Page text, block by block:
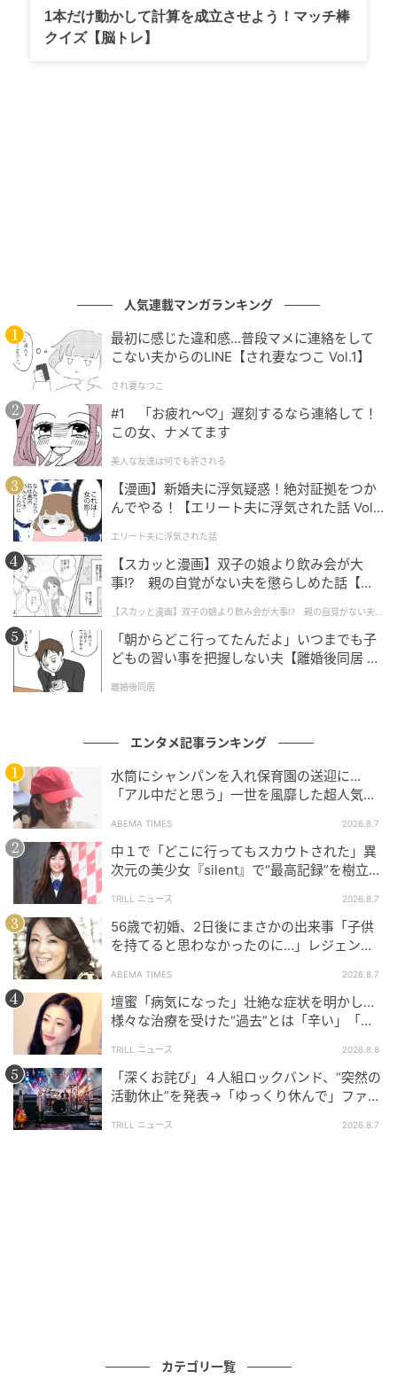
SNSの反応
前自分で作ったやつ妄想が現実になってえぐい」と長
年の夢が叶ったことに感極まる声や、純粋に「えぐ
い」「声出た」と圧倒されるファンが続出。歓喜の引
用リツイートがSNS上で拡散されています。
ライターコメント
緻密に構築されたファンタジーの世界観で音楽シーン
を牽引してきたSEKAI NO OWARI。そんな彼らが、装
飾を削ぎ落とした「THE FIRST TAKE」という真っ白な
空間に立つことに。結成から15年。数多の大舞台を経
験してきたバンドでさえ「新鮮」と語るそのヒリヒリ
とした緊張感は、SEKAI NO OWARIの音楽の骨格がい
かに強靭であるかを証明する場となるはずです。熟成
された4人の音楽が丸裸になるこの歴史的瞬間をこの目
に焼き付けたいと思います。
「おまんら踏みにじんなよ！」山口一郎、AN
Nリスナーに異例のかん口令！？母への噓で
〝地獄行き〟を覚悟した夜
の記事をもっとみる
1本だけ動かして計算を成立させよう！マッチ棒
クイズ【脳トレ】
人気連載マンガランキング
最初に感じた違和感…普段マメに連絡をして
こない夫からのLINE【され妻なつこ Vol.1】
され妻なつこ
#1 「お疲れ〜♡」遅刻するなら連絡して！
この女、ナメてます
美人な友達は何でも許される
【漫画】新婚夫に浮気疑惑！絶対証拠をつか
んでやる！【エリート夫に浮気された話 Vol.
エリート夫に浮気された話
【スカッと漫画】双子の娘より飲み会が大
事!? 親の自覚がない夫を懲らしめた話【第1
【スカッと漫画】双子の娘より飲み会が大事!? 親の自覚がない夫を
懲らしめた話
「朝からどこ行ってたんだよ」いつまでも子
どもの習い事を把握しない夫【離婚後同居 Vo
離婚後同居
エンタメ記事ランキング
水筒にシャンパンを入れ保育園の送迎に…
「アル中だと思う」一世を風靡した超人気タ
ABEMA TIMES 2026.8.7
中１で「どこに行ってもスカウトされた」異
次元の美少女『silent』で“最高記録”を樹立し
TRILL ニュース 2026.8.7
56歳で初婚、2日後にまさかの出来事「子供
を持てると思わなかったのに…」レジェンド
ABEMA TIMES 2026.8.7
壇蜜「病気になった」壮絶な症状を明かし…
様々な治療を受けた“過去”とは「辛い」「苦
TRILL ニュース 2026.8.8
「深くお詫び」４人組ロックバンド、“突然の
活動休止”を発表→「ゆっくり休んで」ファン
TRILL ニュース 2026.8.7
カテゴリ一覧